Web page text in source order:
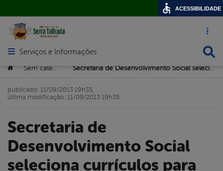
Acesso
Abrir menu principal de navegação
Serviços e Informações
Você está aqui:
> >
Secretaria de
Desenvolvimento Social
seleciona currículos para
publicado: 11/09/2013 19h35,
última modificação: 11/09/2013 19h35
ACESSIBILIDADE